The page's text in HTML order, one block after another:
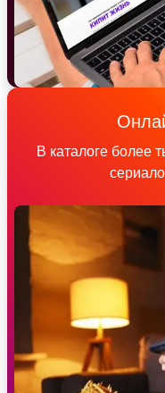
В каталоге более